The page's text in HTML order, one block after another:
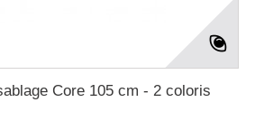
Core 105 cm - 2 coloris